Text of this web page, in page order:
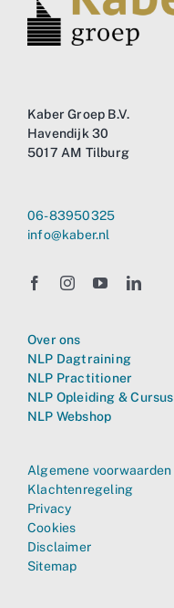
Kaber Groep B.V.
Havendijk 30
5017 AM Tilburg
06-83950325
info@kaber.nl
Over ons
NLP Dagtraining
NLP Practitioner
NLP Opleiding & Cursus
NLP Webshop
Algemene voorwaarden
Klachtenregeling
Privacy
Cookies
Disclaimer
Sitemap